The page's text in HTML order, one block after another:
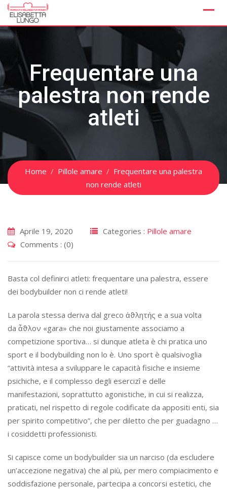
Skip
content
Frequentare una
palestra non rende
atleti
Home Pillole amare
Frequentare una palestra
non rende atleti
Aprile 19, 2020 Categories : Pillole amare
Comments : (0)
Basta col definirci atleti: frequentare una palestra, essere
dei bodybuilder non ci rende atleti!
La parola stessa deriva dal greco ἀϑλητής e a sua volta
da ἆϑλον «gara» che noi giustamente associamo a
competizione sportiva… si dunque atleta è chi pratica uno
sport e il bodybuilding non lo è. Uno sport è qualsivoglia
“attività intesa a sviluppare le capacità fisiche e insieme
psichiche, e il complesso degli esercizî e delle
manifestazioni, soprattutto agonistiche, in cui si realizza,
praticati, nel rispetto di regole codificate da appositi enti, sia
per spirito competitivo”, che per diletto che per guadagno …
i cosiddetti professionisti.
Si capisce come un bodybuilder sia un narciso (da escludere
un’accezione negativa) che al più, per mero compiacimento e
soddisfazione personale, partecipa a concorsi estetici, che